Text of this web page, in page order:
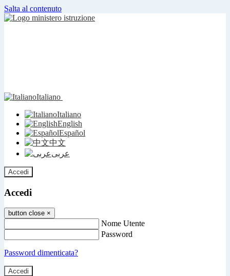
Salta al contenuto
Italiano
Italiano
English
Español
中文
عربى
Accedi
Accedi
button close ×
Nome Utente
Password
Password dimenticata?